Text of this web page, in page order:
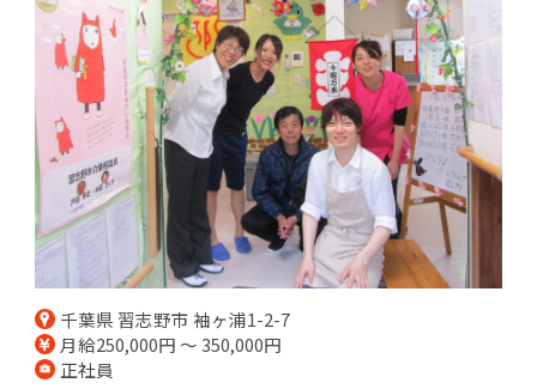
千葉県 習志野市 袖ヶ浦1-2-7
月給250,000円 ～ 350,000円
正社員